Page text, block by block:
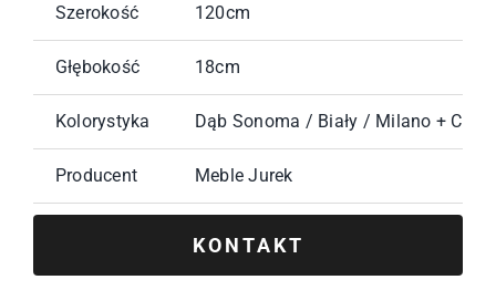
Szerokość 120cm
Głębokość 18cm
Kolorystyka Dąb Sonoma / Biały / Milano + Crem
Producent Meble Jurek
KONTAKT